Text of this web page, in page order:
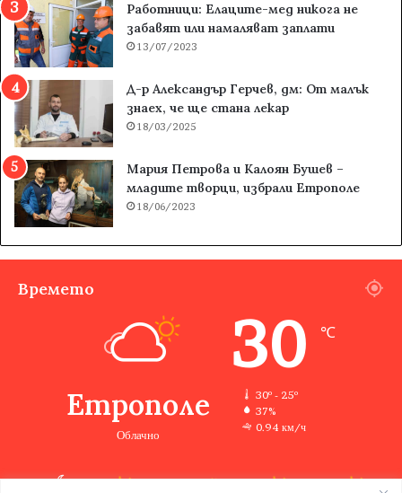
Работници: Елаците-мед никога не
забавят или намаляват заплати
13/07/2023
Д-р Александър Герчев, дм: От малък
знаех, че ще стана лекар
18/03/2025
Мария Петрова и Калоян Бушев –
младите творци, избрали Етрополе
18/06/2023
Времето
Етрополе
Облачно
30 ℃
30º - 25º
37%
0.94 км/ч